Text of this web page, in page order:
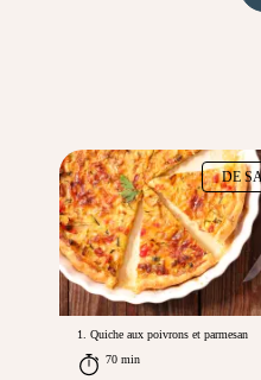
DE
1. Quiche aux poivrons et parmesan
70 min